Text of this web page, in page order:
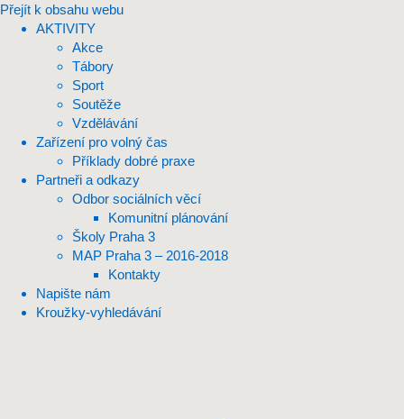
Přejít k obsahu webu
AKTIVITY
Akce
Tábory
Sport
Soutěže
Vzdělávání
Zařízení pro volný čas
Příklady dobré praxe
Partneři a odkazy
Odbor sociálních věcí
Komunitní plánování
Školy Praha 3
MAP Praha 3 – 2016-2018
Kontakty
Napište nám
Kroužky-vyhledávání